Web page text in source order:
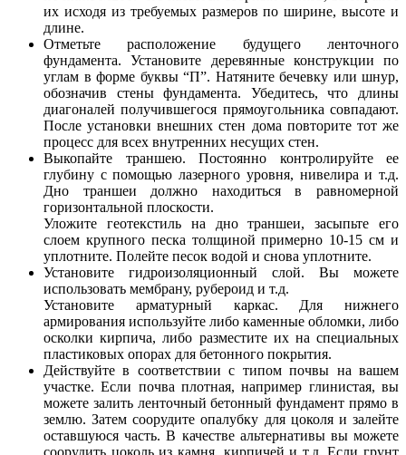
их исходя из требуемых размеров по ширине, высоте и
длине.
Отметьте расположение будущего ленточного
фундамента. Установите деревянные конструкции по
углам в форме буквы “П”. Натяните бечевку или шнур,
обозначив стены фундамента. Убедитесь, что длины
диагоналей получившегося прямоугольника совпадают.
После установки внешних стен дома повторите тот же
процесс для всех внутренних несущих стен.
Выкопайте траншею. Постоянно контролируйте ее
глубину с помощью лазерного уровня, нивелира и т.д.
Дно траншеи должно находиться в равномерной
горизонтальной плоскости.
Уложите геотекстиль на дно траншеи, засыпьте его
слоем крупного песка толщиной примерно 10-15 см и
уплотните. Полейте песок водой и снова уплотните.
Установите гидроизоляционный слой. Вы можете
использовать мембрану, рубероид и т.д.
Установите арматурный каркас. Для нижнего
армирования используйте либо каменные обломки, либо
осколки кирпича, либо разместите их на специальных
пластиковых опорах для бетонного покрытия.
Действуйте в соответствии с типом почвы на вашем
участке. Если почва плотная, например глинистая, вы
можете залить ленточный бетонный фундамент прямо в
землю. Затем соорудите опалубку для цоколя и залейте
оставшуюся часть. В качестве альтернативы вы можете
соорудить цоколь из камня, кирпичей и т.д. Если грунт